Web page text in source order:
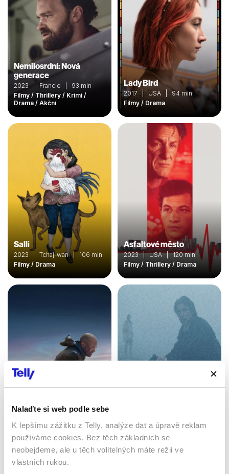
Nalaďte si web podle sebe
K lepšímu zážitku z Telly, analýze dat a úpravě reklam
používáme cookies. Bez těch základních se
neobejdeme, ale u těch volitelných máte režii ve
vlastních rukou.
Nemilosrdní: Nová
generace
2023 | Francie | 93 min
Filmy / Thrillery / Krimi /
Drama / Akční
Lady Bird
2017 | USA | 94 min
Filmy / Drama
Salli
2023 | Tchaj-wan | 106 min
Filmy / Drama
Asfaltové město
2023 | USA | 120 min
Filmy / Thrillery / Drama
Automata
Kanada | 109 min
Drama
Drama